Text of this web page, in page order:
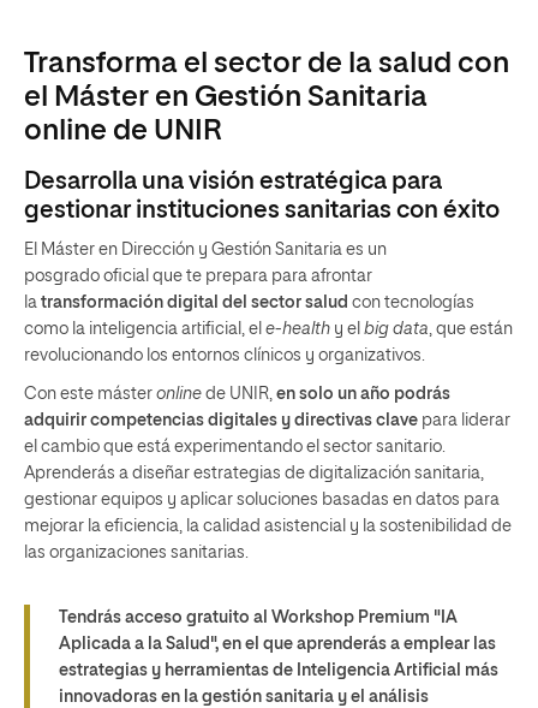
Transforma el sector de la salud con
el Máster en Gestión Sanitaria
online de UNIR
Desarrolla una visión estratégica para
gestionar instituciones sanitarias con éxito
El Máster en Dirección y Gestión Sanitaria es un
posgrado oficial que te prepara para afrontar
la transformación digital del sector salud con tecnologías
como la inteligencia artificial, el e-health y el big data, que están
revolucionando los entornos clínicos y organizativos.
Con este máster online de UNIR, en solo un año podrás
adquirir competencias digitales y directivas clave para liderar
el cambio que está experimentando el sector sanitario.
Aprenderás a diseñar estrategias de digitalización sanitaria,
gestionar equipos y aplicar soluciones basadas en datos para
mejorar la eficiencia, la calidad asistencial y la sostenibilidad de
las organizaciones sanitarias.
Tendrás acceso gratuito al Workshop Premium "IA
Aplicada a la Salud", en el que aprenderás a emplear las
estrategias y herramientas de Inteligencia Artificial más
innovadoras en la gestión sanitaria y el análisis